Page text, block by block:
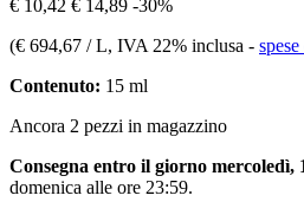
€ 10,42 € 14,89 -30%
(€ 694,67 / L, IVA 22% inclusa -
Contenuto: 15 ml
Ancora 2 pezzi in magazzino
Consegna entro il giorno mercoledì,
domenica alle ore 23:59.